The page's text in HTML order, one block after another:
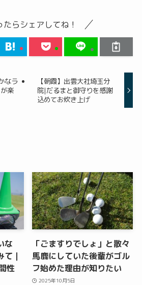
たらシェアしてね！
なラ
楽
【朝霞】出雲大社埼玉分
院|だるまと御守りを感謝
込めてお炊き上げ
な
｜
性
「ごますりでしょ」と散々
馬鹿にしていた後輩がゴル
フ始めた理由が知りたい
2025年10月5日